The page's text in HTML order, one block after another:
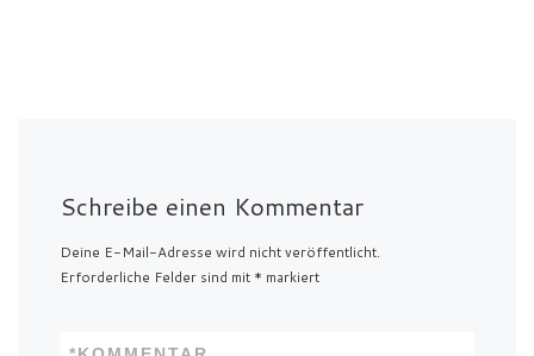
Schreibe einen Kommentar
Deine E-Mail-Adresse wird nicht veröffentlicht.
Erforderliche Felder sind mit * markiert